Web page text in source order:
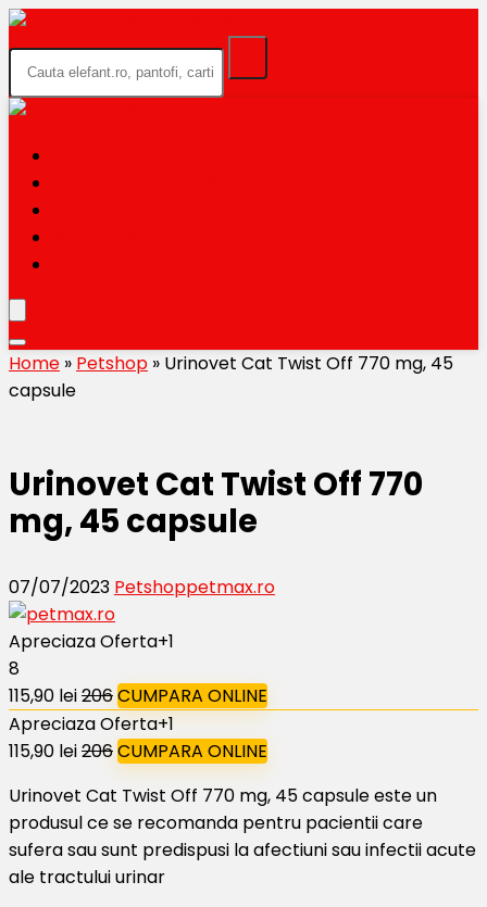
Home » Petshop » Urinovet Cat Twist Off 770 mg, 45
capsule
Urinovet Cat Twist Off 770
mg, 45 capsule
07/07/2023 Petshoppetmax.ro
Apreciaza Oferta+1
8
115,90 lei206CUMPARA ONLINE
Apreciaza Oferta+1
115,90 lei206CUMPARA ONLINE
Urinovet Cat Twist Off 770 mg, 45 capsule este un
produsul ce se recomanda pentru pacientii care
sufera sau sunt predispusi la afectiuni sau infectii acute
ale tractului urinar